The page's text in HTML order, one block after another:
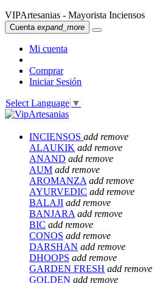
VIPArtesanias - Mayorista Inciensos
Cuenta expand_more
Mi cuenta
Comprar
Iniciar Sesión
Select Language ▼
INCIENSOS add remove
ALAUKIK add remove
ANAND add remove
AUM add remove
AROMANZA add remove
AYURVEDIC add remove
BALAJI add remove
BANJARA add remove
BIC add remove
CONOS add remove
DARSHAN add remove
DHOOPS add remove
GARDEN FRESH add remove
GOLDEN add remove